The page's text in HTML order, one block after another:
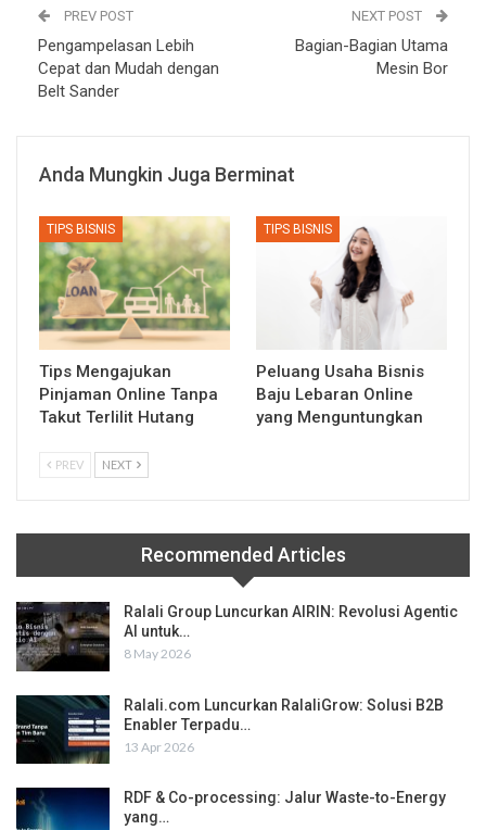
PREV POST
Pengampelasan Lebih
Cepat dan Mudah dengan
Belt Sander
NEXT POST
Bagian-Bagian Utama
Mesin Bor
Anda Mungkin Juga Berminat
TIPS BISNIS
Tips Mengajukan
Pinjaman Online Tanpa
Takut Terlilit Hutang
TIPS BISNIS
Peluang Usaha Bisnis
Baju Lebaran Online
yang Menguntungkan
PREV NEXT
Recommended Articles
Ralali Group Luncurkan AIRIN: Revolusi Agentic
AI untuk…
8 May 2026
Ralali.com Luncurkan RalaliGrow: Solusi B2B
Enabler Terpadu…
13 Apr 2026
RDF & Co-processing: Jalur Waste-to-Energy
yang…